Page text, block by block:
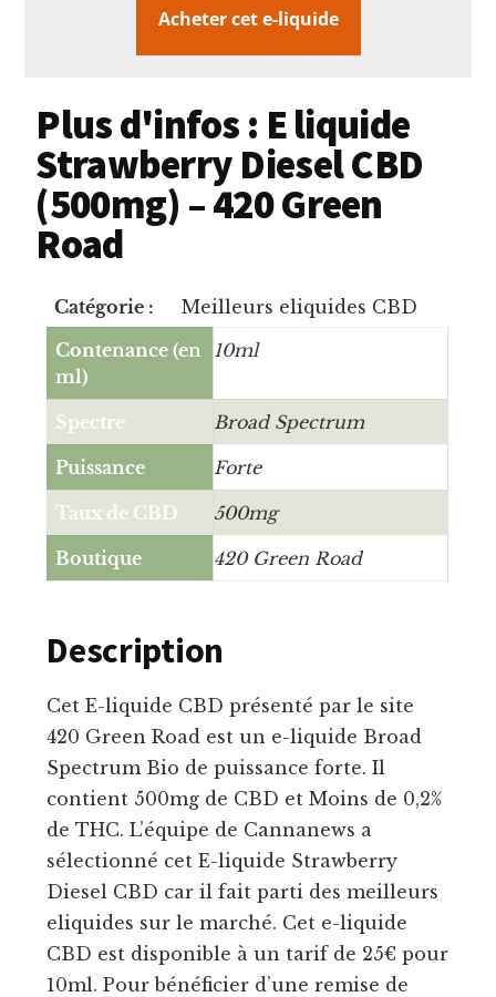
Acheter cet e-liquide
Plus d'infos : E liquide
Strawberry Diesel CBD
(500mg) – 420 Green
Road
Catégorie :
Meilleurs eliquides CBD
Contenance (en
ml)
10ml
Spectre Broad Spectrum
Puissance Forte
Taux de CBD 500mg
Boutique 420 Green Road
Description
Cet E-liquide CBD présenté par le site
420 Green Road est un e-liquide Broad
Spectrum Bio de puissance forte. Il
contient 500mg de CBD et Moins de 0,2%
de THC. L’équipe de Cannanews a
sélectionné cet E-liquide Strawberry
Diesel CBD car il fait parti des meilleurs
eliquides sur le marché. Cet e-liquide
CBD est disponible à un tarif de 25€ pour
10ml. Pour bénéficier d’une remise de